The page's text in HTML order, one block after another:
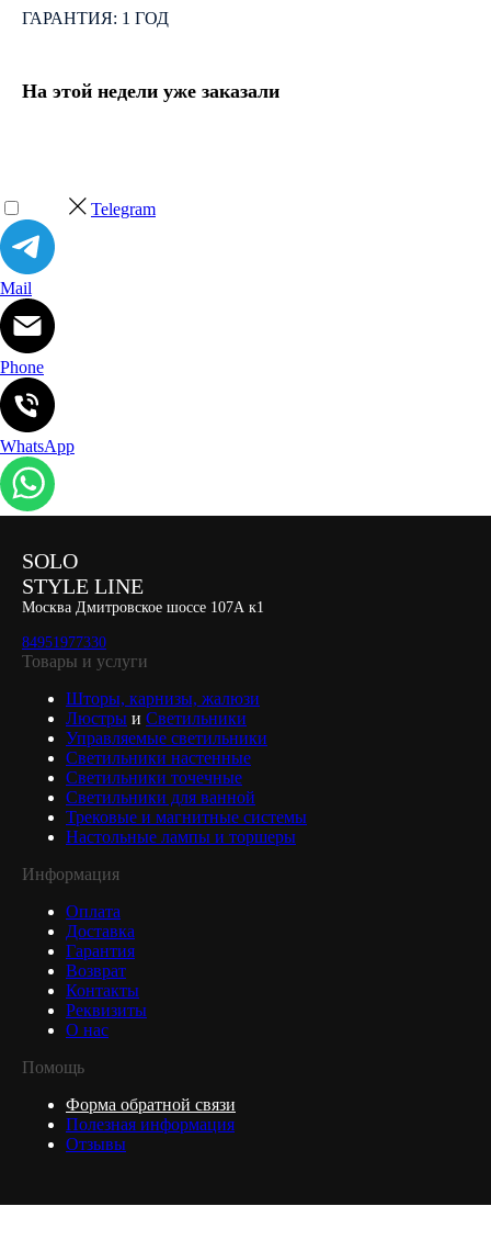
ГАРАНТИЯ: 1 ГОД
На этой недели уже заказали
Telegram
Mail
Phone
WhatsApp
SOLO
STYLE LINE
Москва Дмитровское шоссе 107А к1
84951977330
Товары и услуги
Шторы, карнизы, жалюзи
Люстры и Светильники
Управляемые светильники
Светильники настенные
Светильники точечные
Светильники для ванной
Трековые и магнитные системы
Настольные лампы и торшеры
Информация
Оплата
Доставка
Гарантия
Возврат
Контакты
Реквизиты
О нас
Помощь
Форма обратной связи
Полезная информация
Отзывы